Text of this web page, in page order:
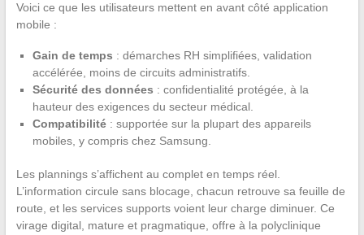
Voici ce que les utilisateurs mettent en avant côté application
mobile :
Gain de temps : démarches RH simplifiées, validation
accélérée, moins de circuits administratifs.
Sécurité des données : confidentialité protégée, à la
hauteur des exigences du secteur médical.
Compatibilité: supportée sur la plupart des appareils
mobiles, y compris chez Samsung.
Les plannings s’affichent au complet en temps réel.
L’information circule sans blocage, chacun retrouve sa feuille de
route, et les services supports voient leur charge diminuer. Ce
virage digital, mature et pragmatique, offre à la polyclinique